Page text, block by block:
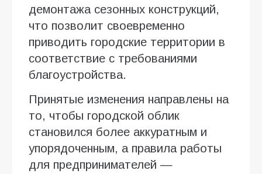
демонтажа сезонных конструкций,
что позволит своевременно
приводить городские территории в
соответствие с требованиями
благоустройства.
Принятые изменения направлены на
то, чтобы городской облик
становился более аккуратным и
упорядоченным, а правила работы
для предпринимателей —